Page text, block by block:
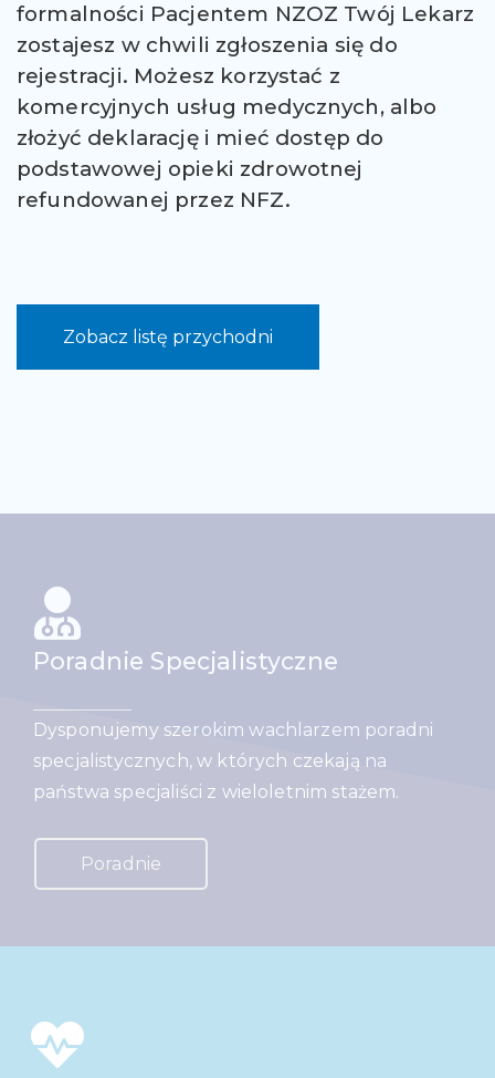
formalności Pacjentem NZOZ Twój Lekarz
zostajesz w chwili zgłoszenia się do
rejestracji. Możesz korzystać z
komercyjnych usług medycznych, albo
złożyć deklarację i mieć dostęp do
podstawowej opieki zdrowotnej
refundowanej przez NFZ.
Zobacz listę przychodni
Poradnie Specjalistyczne
Dysponujemy szerokim wachlarzem poradni
specjalistycznych, w których czekają na
państwa specjaliści z wieloletnim stażem.
Poradnie